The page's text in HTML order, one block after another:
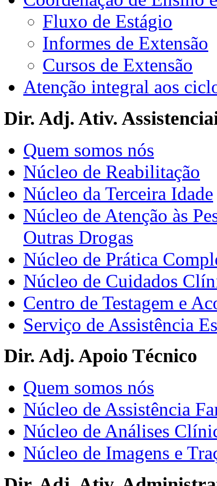
Fluxo de Estágio
Informes de Extensão
Cursos de Extensão
Atenção integral aos
Dir. Adj. Ativ.
Quem somos nós
Núcleo de Reabilitação
Núcleo da Terceira Idade
Núcleo de Atenção às
Outras Drogas
Núcleo de Prática
Núcleo de Cuidados
Centro de Testagem e
Serviço de Assistência
Dir. Adj. Apoio Técnico
Quem somos nós
Núcleo de Assistência
Núcleo de Análises
Núcleo de Imagens e